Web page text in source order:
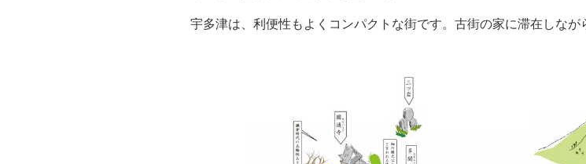
宇多津は、利便性もよくコンパクトな街です。古街の家に滞在しなが